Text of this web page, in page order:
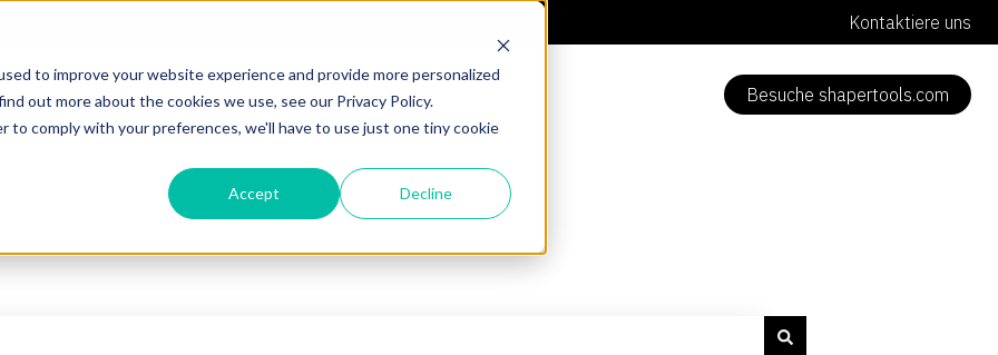
to improve your website experience and provide more personalized
out more about the cookies we use, see our Privacy Policy.
comply with your preferences, we'll have to use just one tiny cookie
Accept Decline
Kontaktiere uns
Besuche shapertools.com